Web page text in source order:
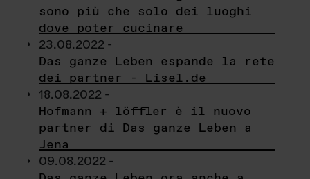
sono più che solo dei luoghi
dove poter cucinare
23.08.2022 -
Das ganze Leben espande la rete
dei partner - Lisel.de
18.08.2022 -
Hofmann + löffler è il nuovo
partner di Das ganze Leben a
Jena
09.08.2022 -